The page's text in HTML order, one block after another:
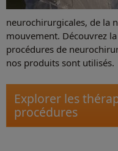
neurochirurgicales, de la
mouvement. Découvrez
procédures de
nos produits sont utilisés.
Explorer les
procédures